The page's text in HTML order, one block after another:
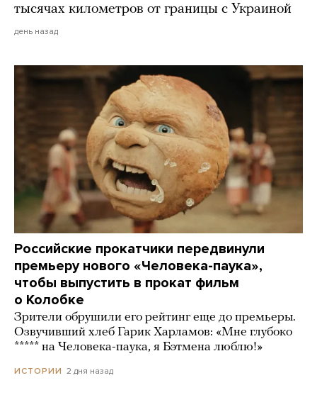
тысячах километров от границы с Украиной
день назад
Российские прокатчики передвинули
премьеру нового «Человека-паука»,
чтобы выпустить в прокат фильм
о Колобке
Зрители обрушили его рейтинг еще до премьеры.
Озвучивший хлеб Гарик Харламов: «Мне глубоко
***** на Человека-паука, я Бэтмена люблю!»
ИСТОРИИ 2 дня назад